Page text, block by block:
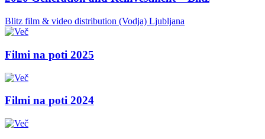
Blitz film & video distribution (Vodja) Ljubljana
Filmi na poti 2025
Filmi na poti 2024